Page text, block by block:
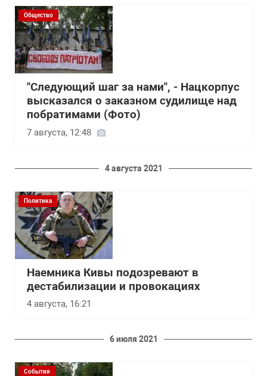
Общество
"Следующий шаг за нами", - Нацкорпус
высказался о заказном судилище над
побратимами (Фото)
7 августа, 12:48
4 августа 2021
Политика
Наемника Кивы подозревают в
дестабилизации и провокациях
4 августа, 16:21
6 июля 2021
События